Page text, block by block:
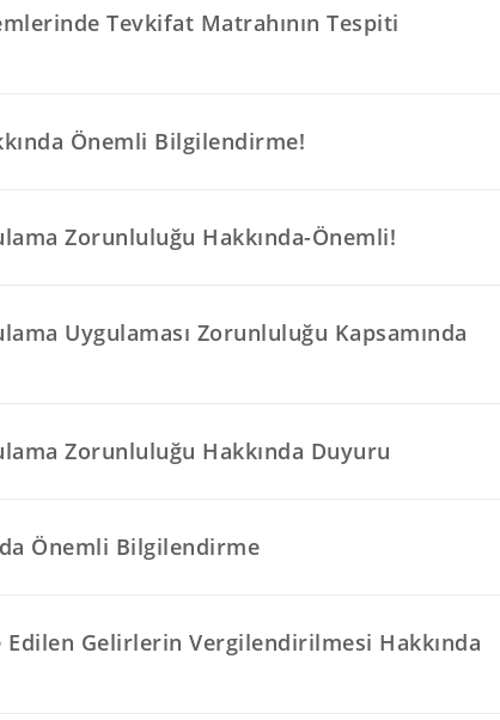
Tevkifat Matrahının Tespiti
Önemli Bilgilendirme!
Zorunluluğu Hakkında-Önemli!
Uygulaması Zorunluluğu Kapsamında
Zorunluluğu Hakkında Duyuru
Önemli Bilgilendirme
Gelirlerin Vergilendirilmesi Hakkında